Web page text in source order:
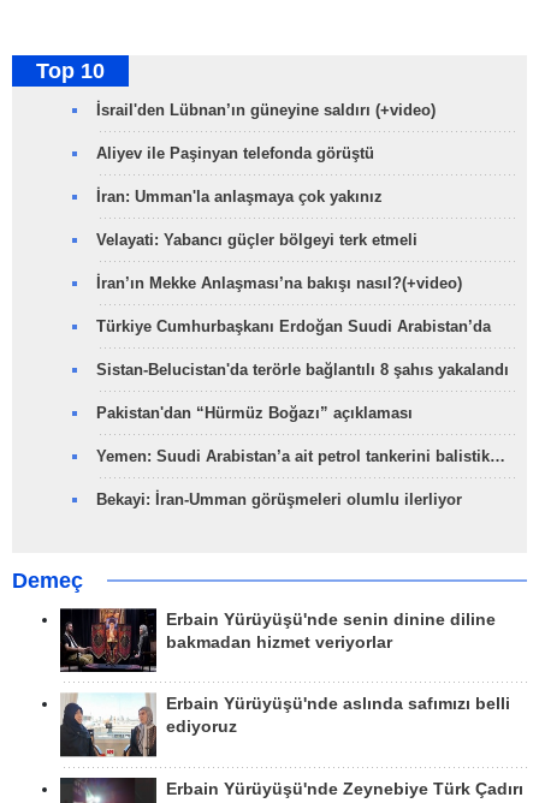
Top 10
İsrail'den Lübnan’ın güneyine saldırı (+video)
Aliyev ile Paşinyan telefonda görüştü
İran: Umman'la anlaşmaya çok yakınız
Velayati: Yabancı güçler bölgeyi terk etmeli
İran’ın Mekke Anlaşması’na bakışı nasıl?(+video)
Türkiye Cumhurbaşkanı Erdoğan Suudi Arabistan’da
Sistan-Belucistan'da terörle bağlantılı 8 şahıs yakalandı
Pakistan'dan “Hürmüz Boğazı” açıklaması
Yemen: Suudi Arabistan’a ait petrol tankerini balistik…
Bekayi: İran-Umman görüşmeleri olumlu ilerliyor
Demeç
Erbain Yürüyüşü'nde senin dinine diline
bakmadan hizmet veriyorlar
Erbain Yürüyüşü'nde aslında safımızı belli
ediyoruz
Erbain Yürüyüşü'nde Zeynebiye Türk Çadırı